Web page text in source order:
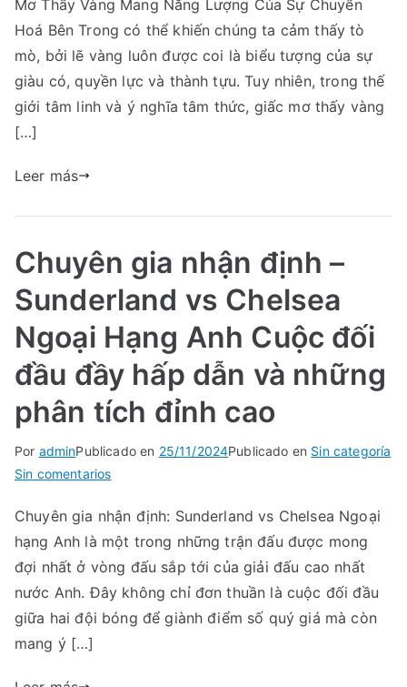
Thấy
Vàng
Mang
Năng
Lượng
Của
–
Khám
Phá
Bí
Mật
ẩn
Sau
Giấc
Đổi
Nội
Mơ Thấy Vàng Mang Năng Lượng Của Sự Chuyển
Hoá Bên Trong có thể khiến chúng ta cảm thấy tò
mò, bởi lẽ vàng luôn được coi là biểu tượng của sự
giàu có, quyền lực và thành tựu. Tuy nhiên, trong thế
giới tâm linh và ý nghĩa tâm thức, giấc mơ thấy vàng
[…]
Leer más
Chuyên gia nhận định –
Sunderland vs Chelsea
Ngoại Hạng Anh Cuộc đối
đầu đầy hấp dẫn và những
phân tích đỉnh cao
Por adminPublicado en 25/11/2024Publicado en Sin categoría
Sin comentariosen
gia
nhận
định
–
Sunderland
Chuyên gia nhận định: Sunderland vs Chelsea Ngoại
hạng Anh là một trong những trận đấu được mong
đợi nhất ở vòng đấu sắp tới của giải đấu cao nhất
nước Anh. Đây không chỉ đơn thuần là cuộc đối đầu
giữa hai đội bóng để giành điểm số quý giá mà còn
mang ý […]